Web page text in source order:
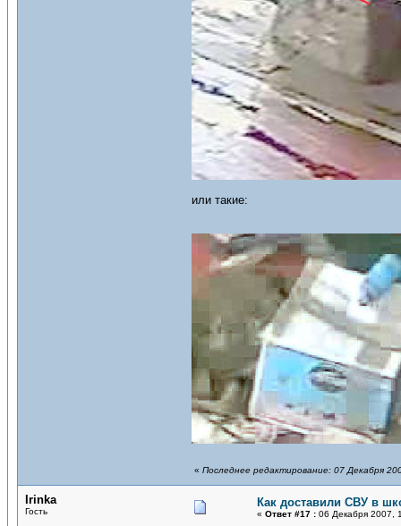
или такие:
« Последнее редактирование: 07 Декабря
Irinka
Гость
Как доставили СВУ в
« Ответ #17 : 06 Декабря 2007,